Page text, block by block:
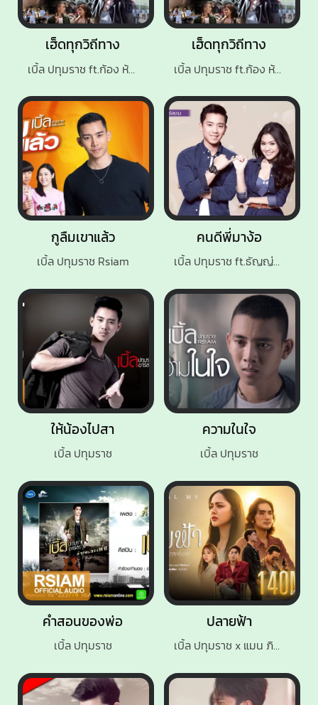
เฮ็ดทุกวิถีทาง
เบิ้ล ปทุมราช ft.ก้อง ห้วยไร่
กูลืมเขาแล้ว
เบิ้ล ปทุมราช Rsiam
เฮ็ดทุกวิถีทาง
เบิ้ล ปทุมราช ft.ก้อง ห้วยไร
ให้น้องไปสา
เบิ้ล ปทุมราช
ความในใจ
เบิ้ล ปทุมราช
ปลายฟ้า
เบิ้ล ปทุมราช x แมน ภิสิทธิ์พงษ์
คำสอนของพ่อ
เบิ้ล ปทุมราช
คนดีพี่มาง้อ
เบิ้ล ปทุมราช ft.ธัญญ่า อาร์ สยาม